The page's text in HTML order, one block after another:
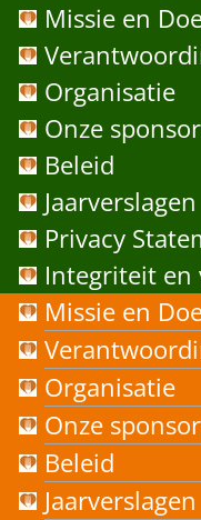
Missie en
Organisatie
Onze
Beleid
Jaarverslagen
Privacy
Integriteit en
Missie en
Organisatie
Onze
Beleid
Jaarverslagen